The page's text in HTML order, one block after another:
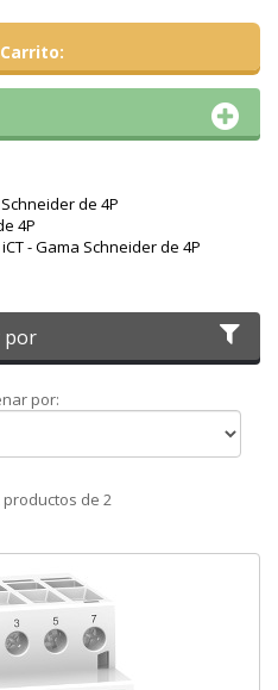
Carrito
de 4P
4P
- Gama Schneider de 4P
por
por:Ordenar
productos de 2